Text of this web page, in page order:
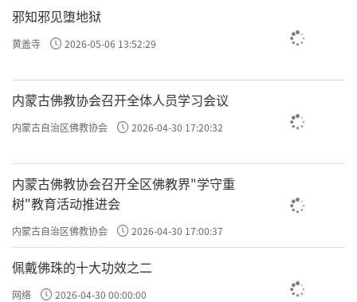
这里有一个问题要厘清：受了戒才谈得上犯戒，
不受戒是没有戒可犯的。
但是我们不要有这个心理，认为我不受戒也就不
邪知邪见堕地狱
黄盖寺 2026-05-06 13:52:29
内蒙古佛教协会召开全体人员学习会议
内蒙古自治区佛教协会 2026-04-30 17:20:32
内蒙古佛教协会召开全区佛教界"学守重
树"教育活动推进会
内蒙古自治区佛教协会 2026-04-30 17:00:37
佩戴佛珠的十大功效之二
网络 2026-04-30 00:00:00